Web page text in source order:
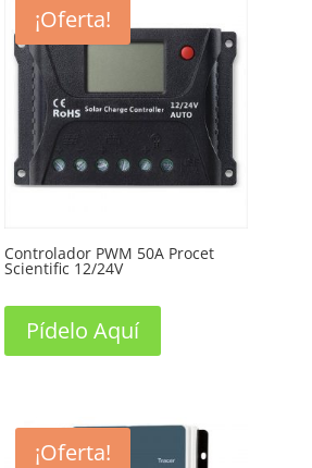
¡Oferta!
Controlador PWM 50A Procet
Scientific 12/24V
Pídelo Aquí
¡Oferta!